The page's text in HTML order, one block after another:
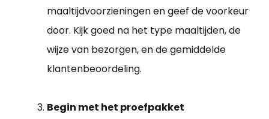
maaltijdvoorzieningen en geef de voorkeur
door. Kijk goed na het type maaltijden, de
wijze van bezorgen, en de gemiddelde
klantenbeoordeling.
Begin met het proefpakket